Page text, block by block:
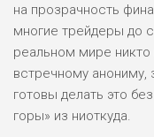
РИСКИ: НИЗКИЕ
ДОХОД: СРЕДНИЙ
БЮДЖЕТ: НИЗКИЙ
на прозрачность
многие трейдеры до
реальном мире никто
встречному анониму,
готовы делать это
горы» из ниоткуда.